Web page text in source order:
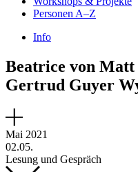
Personen A–Z
Info
Beatrice von
Gertrud Guyer
Mai 2021
02.05.
Lesung und Gespräch